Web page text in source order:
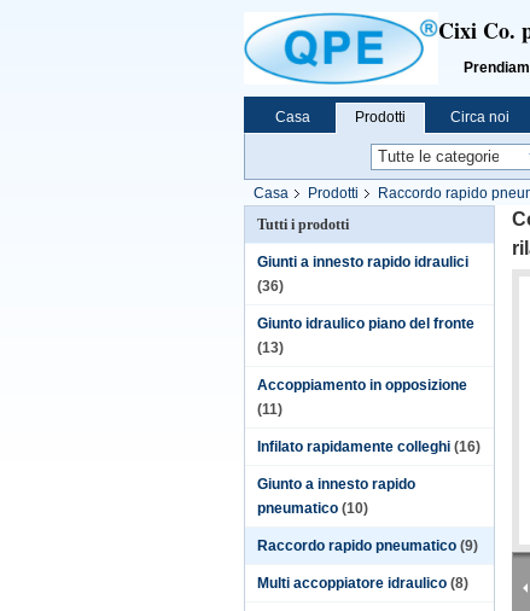
Cixi Co.
Prendiamo
Casa Prodotti Circa noi
Casa Prodotti Raccordo rapido
Tutti i prodotti
Giunti a innesto rapido idraulici
(36)
Giunto idraulico piano del fronte
(13)
Accoppiamento in opposizione
(11)
Infilato rapidamente colleghi (16)
Giunto a innesto rapido
pneumatico (10)
Raccordo rapido pneumatico (9)
Multi accoppiatore idraulico (8)